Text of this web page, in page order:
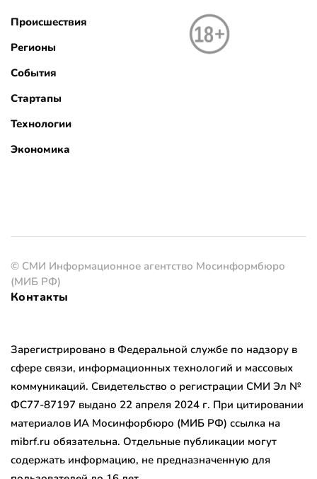
Происшествия
Регионы
События
Стартапы
Технологии
Экономика
© СМИ Информационное агентство Мосинформбюро
(МИБ РФ)
Контакты
Зарегистрировано в Федеральной службе по надзору в
сфере связи, информационных технологий и массовых
коммуникаций. Свидетельство о регистрации СМИ Эл №
ФС77-87197 выдано 22 апреля 2024 г. При цитировании
материалов ИА Мосинфорбюро (МИБ РФ) ссылка на
mibrf.ru обязательна. Отдельные публикации могут
содержать информацию, не предназначенную для